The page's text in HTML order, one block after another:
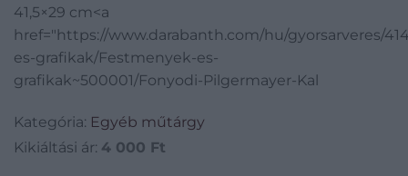
41,5×29 cm<a
href="https://www.darabanth.com/hu/gyorsarveres/
es-grafikak/Festmenyek-es-
grafikak~500001/Fonyodi-Pilgermayer-Kal
Kategória: Egyéb műtárgy
Kikiáltási ár: 4 000 Ft